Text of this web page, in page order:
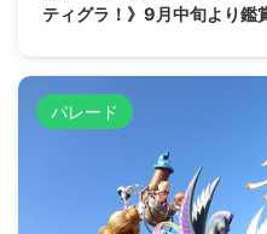
ティグラ！》9月中旬より鑑
パレード